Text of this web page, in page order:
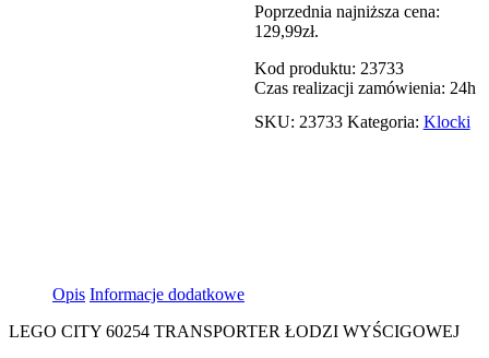
Poprzednia najniższa cena:
129,99zł.
Kod produktu: 23733
Czas realizacji zamówienia: 24h
SKU: 23733 Kategoria: Klocki
Opis Informacje dodatkowe
LEGO CITY 60254 TRANSPORTER ŁODZI WYŚCIGOWEJ